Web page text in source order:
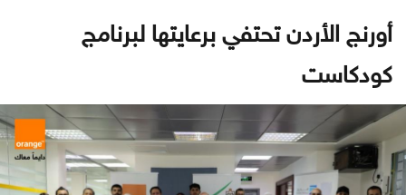
أورنج الأردن تحتفي برعايتها لبرنامج
كودكاست